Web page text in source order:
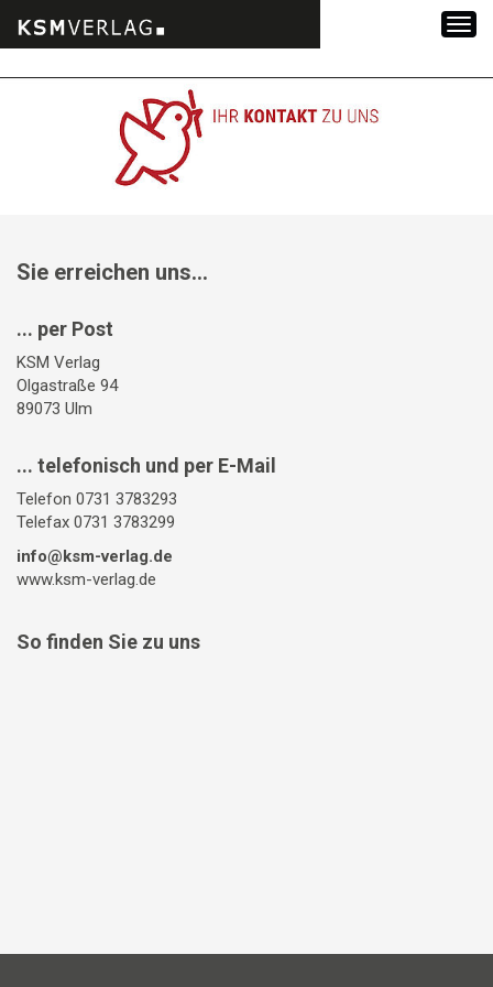
Sie erreichen uns...
... per Post
KSM Verlag
Olgastraße 94
89073 Ulm
... telefonisch und per E-Mail
Telefon 0731 3783293
Telefax 0731 3783299
info@ksm-verlag.de
www.ksm-verlag.de
So finden Sie zu uns